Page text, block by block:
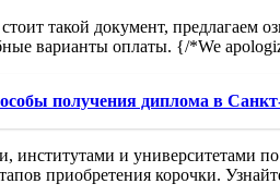
такой документ,
варианты оплаты. {/*We
получения диплома в
и университетами
приобретения корочки.